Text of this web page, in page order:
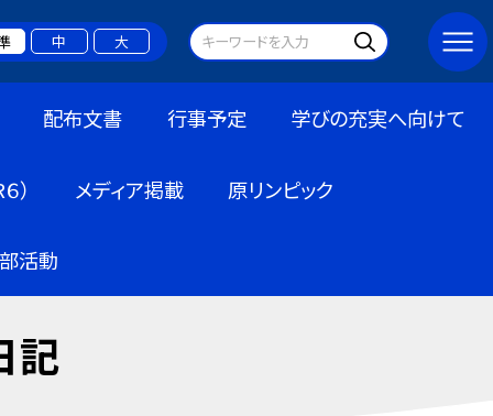
中 大
配布文書 行事予定 学びの充実へ向けて
） メディア掲載 原リンピック
部活動
記